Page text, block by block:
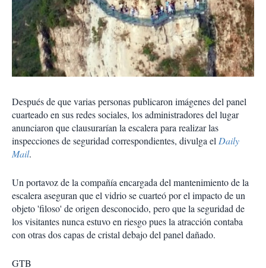
Después de que varias personas publicaron imágenes del panel
cuarteado en sus redes sociales, los administradores del lugar
anunciaron que clausurarían la escalera para realizar las
inspecciones de seguridad correspondientes, divulga elDaily
Mail.
Un portavoz de la compañía encargada del mantenimiento de la
escalera aseguran que el vidrio se cuarteó por elimpacto de un
objeto 'filoso' de origen desconocido, pero que la seguridad de
los visitantes nunca estuvo en riesgo pues la atracción contaba
con otras dos capas de cristal debajo del panel dañado.
GTB